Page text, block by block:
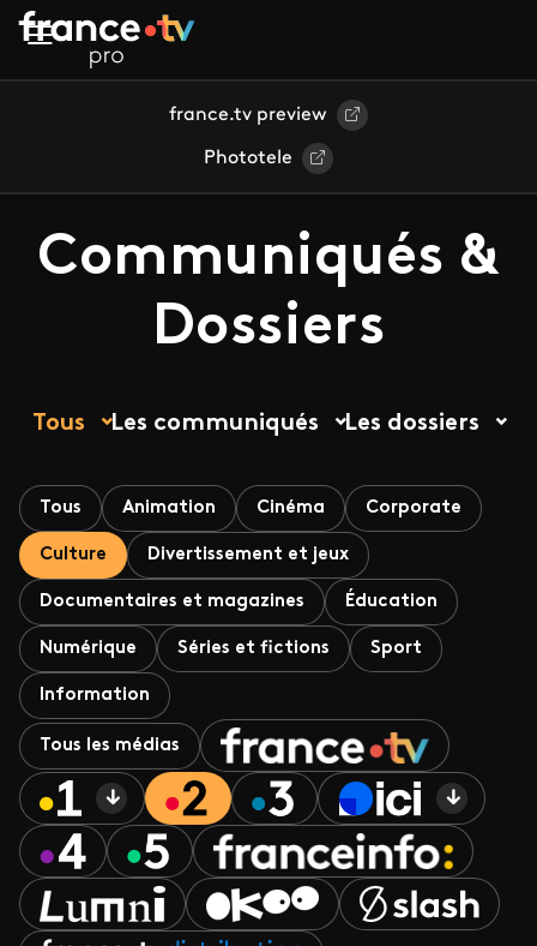
Aller au contenu principal
france.tv preview
Phototele
Communiqués &
Dossiers
Tous Les communiqués Les dossiers
Tous Animation Cinéma Corporate
Culture Divertissement et jeux
Documentaires et magazines Éducation
Numérique Séries et fictions Sport
Information
Tous les médias